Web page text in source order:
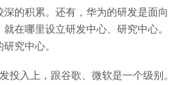
的积累。还有，华为的研发是面向
在哪里设立研发中心、研究中心。
究中心。
投入上，跟谷歌、微软是一个级别。